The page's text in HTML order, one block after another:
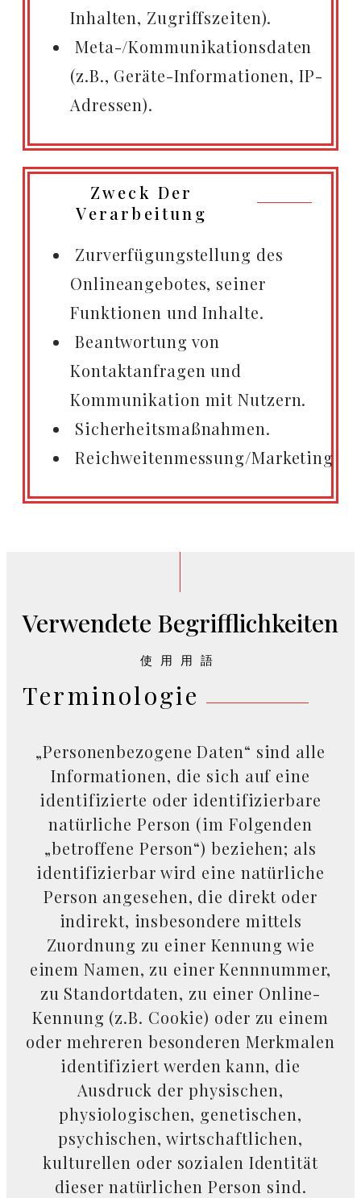
Inhalten, Zugriffszeiten).
Meta-/Kommunikationsdaten
(z.B., Geräte-Informationen, IP-
Adressen).
Zweck Der
Verarbeitung
Zurverfügungstellung des
Onlineangebotes, seiner
Funktionen und Inhalte.
Beantwortung von
Kontaktanfragen und
Kommunikation mit Nutzern.
Sicherheitsmaßnahmen.
Reichweitenmessung/Marketing
Verwendete Begrifflichkeiten
使用用語
Terminologie
„Personenbezogene Daten“ sind alle
Informationen, die sich auf eine
identifizierte oder identifizierbare
natürliche Person (im Folgenden
„betroffene Person“) beziehen; als
identifizierbar wird eine natürliche
Person angesehen, die direkt oder
indirekt, insbesondere mittels
Zuordnung zu einer Kennung wie
einem Namen, zu einer Kennnummer,
zu Standortdaten, zu einer Online-
Kennung (z.B. Cookie) oder zu einem
oder mehreren besonderen Merkmalen
identifiziert werden kann, die
Ausdruck der physischen,
physiologischen, genetischen,
psychischen, wirtschaftlichen,
kulturellen oder sozialen Identität
dieser natürlichen Person sind.